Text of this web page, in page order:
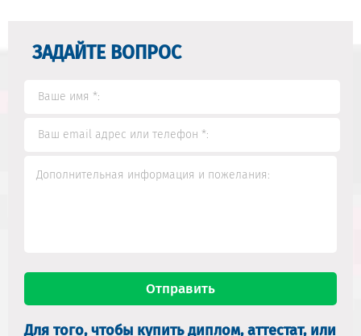
ЗАДАЙТЕ ВОПРОС
Для того, чтобы купить диплом, аттестат, или